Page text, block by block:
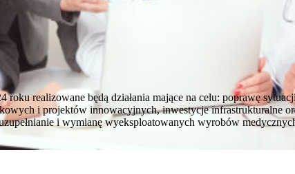
roku realizowane będą działania mające na celu: poprawę
i projektów innowacyjnych, inwestycje infrastrukturalne
i wymianę wyeksploatowanych wyrobów